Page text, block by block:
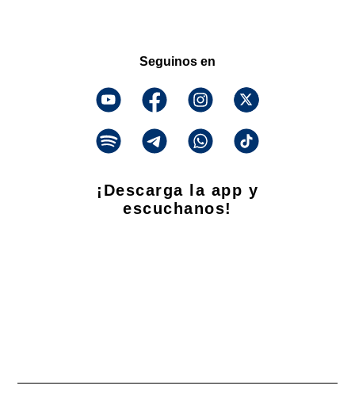
Seguinos en
¡Descarga la app y
escuchanos!